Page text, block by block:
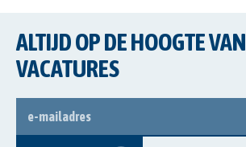
ALTIJD OP DE HOOGTE VAN
VACATURES
MAILADRES